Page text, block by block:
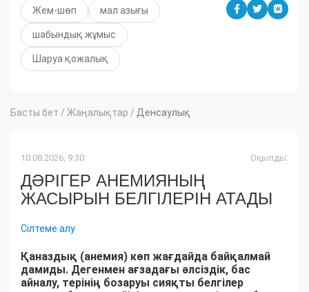
Жем-шөп мал азығы
шабындық жұмыс
Шаруа қожалық
Басты бет / Жаңалықтар / Денсаулық
10.08.2026, 9:30 Оқылды:
ДӘРІГЕР АНЕМИЯНЫҢ
ЖАСЫРЫН БЕЛГІЛЕРІН АТАДЫ
Сілтеме алу
Қаназдық (анемия) көп жағдайда байқалмай
дамиды. Дегенмен ағзадағы әлсіздік, бас
айналу, терінің бозаруы сияқты белгілер